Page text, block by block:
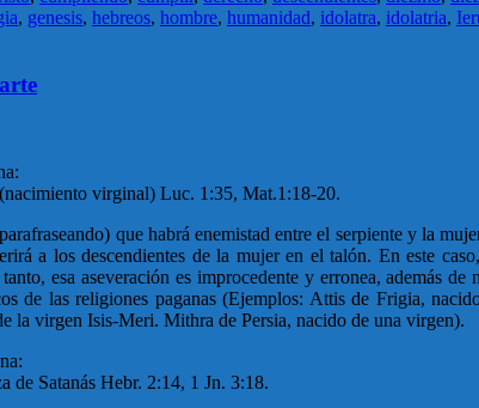
, genesis, hebreos, hombre, humanidad, idolatra, idolatria,
virginal) Luc. 1:35, Mat.1:18-20.
que habrá enemistad entre el serpiente y la
a los descendientes de la mujer en el talón. En este
esa aseveración es improcedente y erronea, además de
de las religiones paganas (Ejemplos: Attis de Frigia,
la virgen Isis-Meri. Mithra de Persia, nacido de una virgen).
de Satanás Hebr. 2:14, 1 Jn. 3:18.